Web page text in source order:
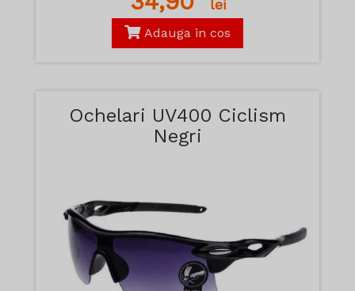
lei
Adauga in cos
Ochelari UV400 Ciclism
Negri